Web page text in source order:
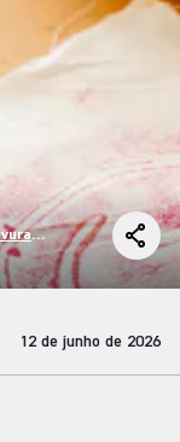
12 de junho de 2026